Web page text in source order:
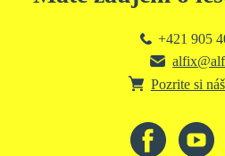
+421 905
Pozrite si